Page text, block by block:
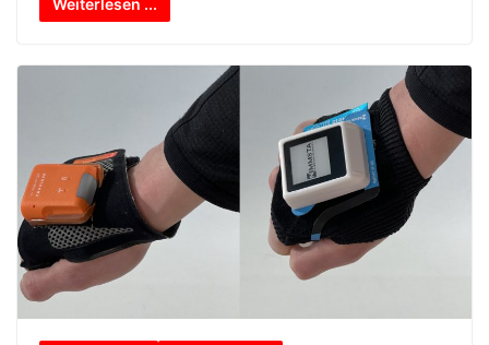
Weiterlesen ...